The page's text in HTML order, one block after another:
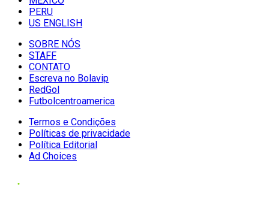
PERU
US ENGLISH
SOBRE NÓS
STAFF
CONTATO
Escreva no Bolavip
RedGol
Futbolcentroamerica
Termos e Condições
Políticas de privacidade
Política Editorial
Ad Choices